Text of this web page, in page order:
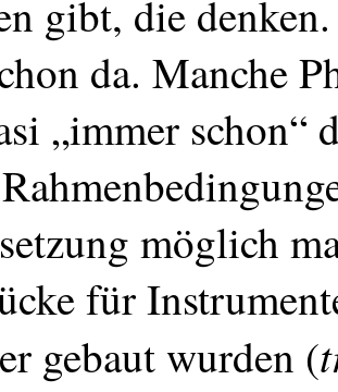
gibt, die
da. Manche
„immer schon“
möglich
für
gebaut wurden (